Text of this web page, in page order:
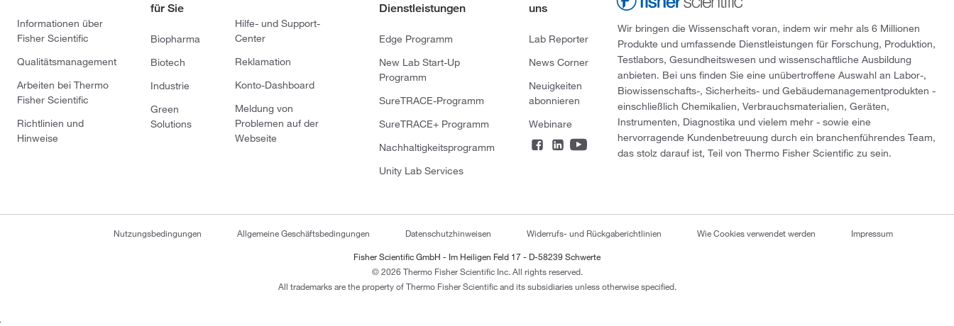
Informationen über
Fisher Scientific
Qualitätsmanagement
Arbeiten bei Thermo
Fisher Scientific
Richtlinien und
Hinweise
für Sie
Biopharma
Biotech
Industrie
Green
Solutions
Hilfe- und Support-
Center
Reklamation
Konto-Dashboard
Meldung von
Problemen auf der
Webseite
Dienstleistungen
Edge Programm
New Lab Start-Up
Programm
SureTRACE-Programm
SureTRACE+ Programm
Nachhaltigkeitsprogramm
Unity Lab Services
uns
Lab Reporter
News Corner
Neuigkeiten
abonnieren
Webinare
Wir bringen die Wissenschaft voran, indem wir mehr als 6 Millionen
Produkte und umfassende Dienstleistungen für Forschung, Produktion,
Testlabors, Gesundheitswesen und wissenschaftliche Ausbildung
anbieten. Bei uns finden Sie eine unübertroffene Auswahl an Labor-,
Biowissenschafts-, Sicherheits- und Gebäudemanagementprodukten -
einschließlich Chemikalien, Verbrauchsmaterialien, Geräten,
Instrumenten, Diagnostika und vielem mehr - sowie eine
hervorragende Kundenbetreuung durch ein branchenführendes Team,
das stolz darauf ist, Teil von Thermo Fisher Scientific zu sein.
Nutzungsbedingungen Allgemeine Geschäftsbedingungen Datenschutzhinweisen Widerrufs- und Rückgaberichtlinien Wie Cookies verwendet werden Impressum
Fisher Scientific GmbH - Im Heiligen Feld 17 - D-58239 Schwerte
© 2026 Thermo Fisher Scientific Inc. All rights reserved.
All trademarks are the property of Thermo Fisher Scientific and its subsidiaries unless otherwise specified.